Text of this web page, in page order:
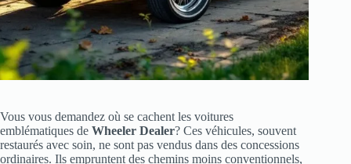
Vous vous demandez où se cachent les voitures
emblématiques de Wheeler Dealer? Ces véhicules, souvent
restaurés avec soin, ne sont pas vendus dans des concessions
ordinaires. Ils empruntent des chemins moins conventionnels,